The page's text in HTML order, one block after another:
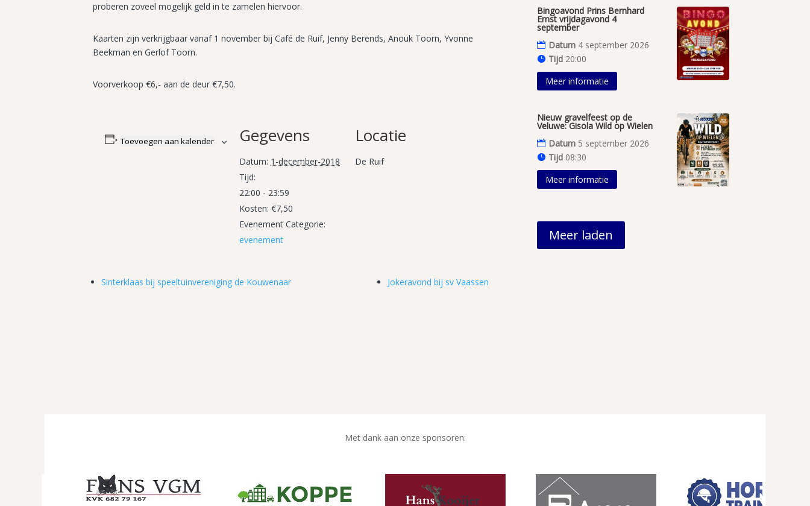
proberen zoveel mogelijk geld in te zamelen hiervoor.
Kaarten zijn verkrijgbaar vanaf 1 november bij Café de Ruif, Jenny Berends, Anouk Toorn, Yvonne
Beekman en Gerlof Toorn.
Voorverkoop €6,- aan de deur €7,50.
Toevoegen aan kalender Gegevens
Datum: 1-december-2018
Tijd:
22:00 - 23:59
Kosten: €7,50
Evenement Categorie:
evenement
Locatie
De Ruif
Sinterklaas bij speeltuinvereniging de Kouwenaar Jokeravond bij sv Vaassen
Bingoavond Prins Bernhard
Emst vrijdagavond 4
september
Datum 4 september 2026
Tijd 20:00
Meer informatie
Nieuw gravelfeest op de
Veluwe: Gisola Wild op Wielen
Datum 5 september 2026
Tijd 08:30
Meer informatie
Meer laden
Met dank aan onze sponsoren: